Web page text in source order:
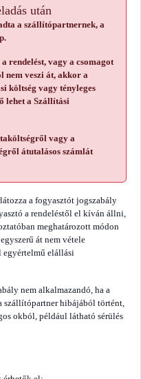
után
a szállítópartnernek, a
rendelést, vagy a csomagot
nem veszi át, akkor a
költség vagy tényleges
lehet a Szállítási
vagy a
átutalásos számlát
a fogyasztót jogszabály
a rendeléstől el kíván állni,
meghatározott módon
át nem vétele
egyértelmű elállási
nem alkalmazandó, ha a
szállítópartner hibájából történt,
okból, például látható sérülés